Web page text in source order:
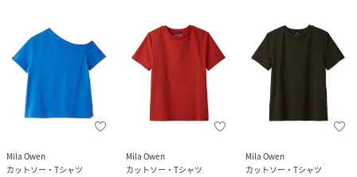
Mila Owen
カットソー・Tシャツ
Mila Owen
カットソー・Tシャツ
Mila Owen
カットソー・Tシャツ